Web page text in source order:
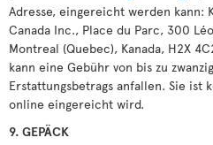
Adresse, eingereicht werden kann:
Canada Inc., Place du Parc, 300
Montreal (Quebec), Kanada, H2X
kann eine Gebühr von bis zu
Erstattungsbetrags anfallen. Sie ist
online eingereicht wird.
9. GEPÄCK